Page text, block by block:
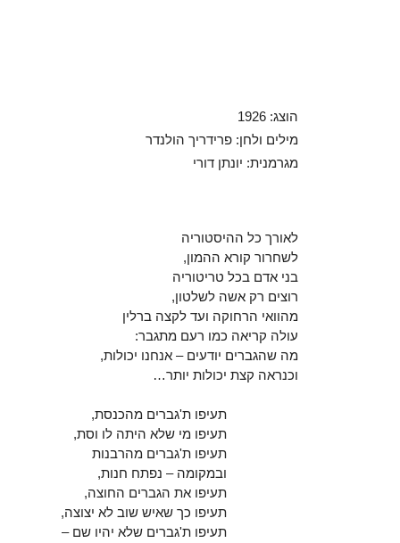
הוצג: 1926
מילים ולחן: פרידריך הולנדר
מגרמנית: יונתן דורי
לאורך כל ההיסטוריה
לשחרור קורא ההמון,
בני אדם בכל טריטוריה
רוצים רק אשה לשלטון,
מהוואי הרחוקה ועד לקצה ברלין
עולה קריאה כמו רעם מתגבר:
מה שהגברים יודעים – אנחנו יכולות,
וכנראה קצת יכולות יותר…
תעיפו ת'גברים מהכנסת,
תעיפו מי שלא היתה לו וסת,
תעיפו ת'גברים מהרבנות
ובמקומה – נפתח חנות,
תעיפו את הגברים החוצה,
תעיפו כך שאיש שוב לא יצוצה,
תעיפו ת'גברים שלא יהיו שם –